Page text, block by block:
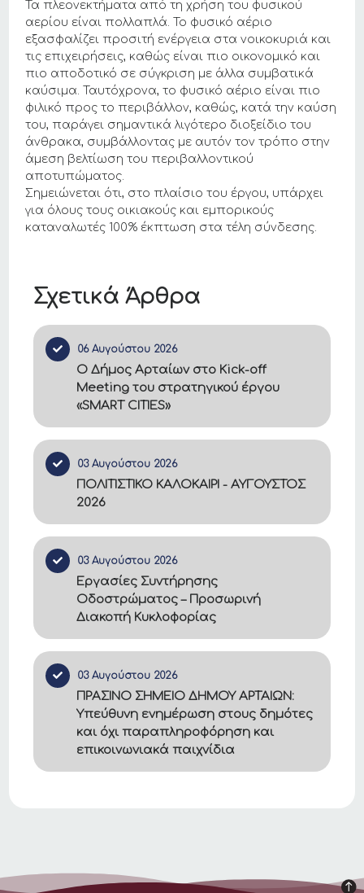
Σχετικά Άρθρα
06 Αυγούστου 2026
Ο Δήμος Αρταίων στο Kick-off
Meeting του στρατηγικού έργου
«SMART CITIES»
03 Αυγούστου 2026
ΠΟΛΙΤΙΣΤΙΚΟ ΚΑΛΟΚΑΙΡΙ - ΑΥΓΟΥΣΤΟΣ
2026
03 Αυγούστου 2026
Εργασίες Συντήρησης
Οδοστρώματος – Προσωρινή
Διακοπή Κυκλοφορίας
03 Αυγούστου 2026
ΠΡΑΣΙΝΟ ΣΗΜΕΙΟ ΔΗΜΟΥ ΑΡΤΑΙΩΝ:
Υπεύθυνη ενημέρωση στους δημότες
και όχι παραπληροφόρηση και
επικοινωνιακά παιχνίδια
Τα πλεονεκτήματα από τη χρήση του φυσικού
αερίου είναι πολλαπλά. Το φυσικό αέριο
εξασφαλίζει προσιτή ενέργεια στα νοικοκυριά και
τις επιχειρήσεις, καθώς είναι πιο οικονομικό και
πιο αποδοτικό σε σύγκριση με άλλα συμβατικά
καύσιμα. Ταυτόχρονα, το φυσικό αέριο είναι πιο
φιλικό προς το περιβάλλον, καθώς, κατά την καύση
του, παράγει σημαντικά λιγότερο διοξείδιο του
άνθρακα, συμβάλλοντας με αυτόν τον τρόπο στην
άμεση βελτίωση του περιβαλλοντικού
αποτυπώματος.
Σημειώνεται ότι, στο πλαίσιο του έργου, υπάρχει
για όλους τους οικιακούς και εμπορικούς
καταναλωτές 100% έκπτωση στα τέλη σύνδεσης.